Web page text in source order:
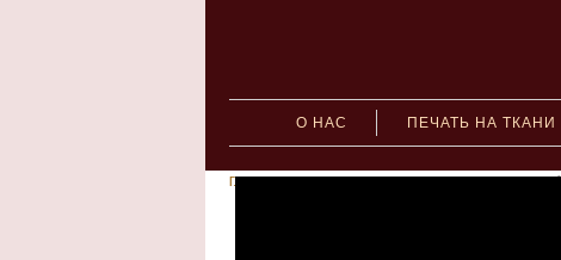
О НАС ПЕЧАТЬ НА ТКАНИ
Главная